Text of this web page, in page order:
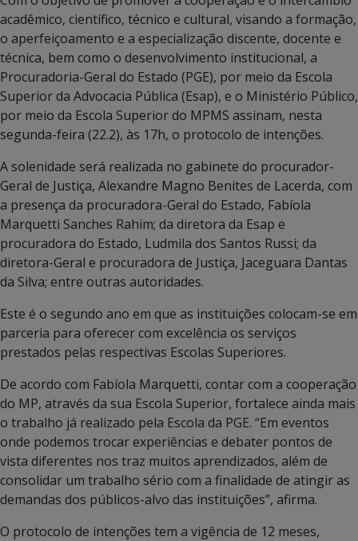
acadêmico, científico, técnico e cultural, visando a formação,
o aperfeiçoamento e a especialização discente, docente e
técnica, bem como o desenvolvimento institucional, a
Procuradoria-Geral do Estado (PGE), por meio da Escola
Superior da Advocacia Pública (Esap), e o Ministério Público,
por meio da Escola Superior do MPMS assinam, nesta
segunda-feira (22.2), às 17h, o protocolo de intenções.
A solenidade será realizada no gabinete do procurador-
Geral de Justiça, Alexandre Magno Benites de Lacerda, com
a presença da procuradora-Geral do Estado, Fabíola
Marquetti Sanches Rahim; da diretora da Esap e
procuradora do Estado, Ludmila dos Santos Russi; da
diretora-Geral e procuradora de Justiça, Jaceguara Dantas
da Silva; entre outras autoridades.
Este é o segundo ano em que as instituições colocam-se em
parceria para oferecer com excelência os serviços
prestados pelas respectivas Escolas Superiores.
De acordo com Fabíola Marquetti, contar com a cooperação
do MP, através da sua Escola Superior, fortalece ainda mais
o trabalho já realizado pela Escola da PGE. “Em eventos
onde podemos trocar experiências e debater pontos de
vista diferentes nos traz muitos aprendizados, além de
consolidar um trabalho sério com a finalidade de atingir as
demandas dos públicos-alvo das instituições”, afirma.
O protocolo de intenções tem a vigência de 12 meses,